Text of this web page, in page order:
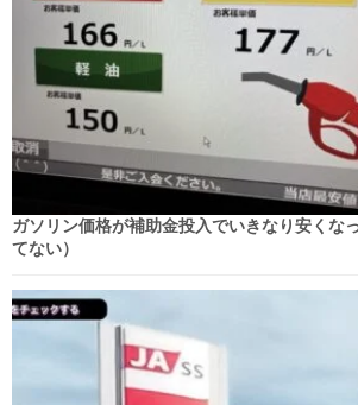
ガソリン価格が補助金投入でいきなり安くな
てない）